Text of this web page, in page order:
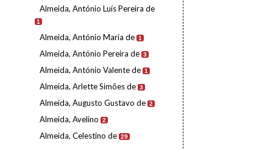
Almeida, António Luís Pereira de
1
Almeida, António Maria de 1
Almeida, António Pereira de 3
Almeida, António Valente de 1
Almeida, Arlette Simões de 3
Almeida, Augusto Gustavo de 2
Almeida, Avelino 2
Almeida, Celestino de 29